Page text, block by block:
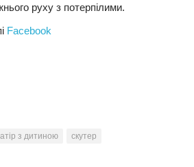
руху з потерпілими.
Facebook
з дитиною скутер